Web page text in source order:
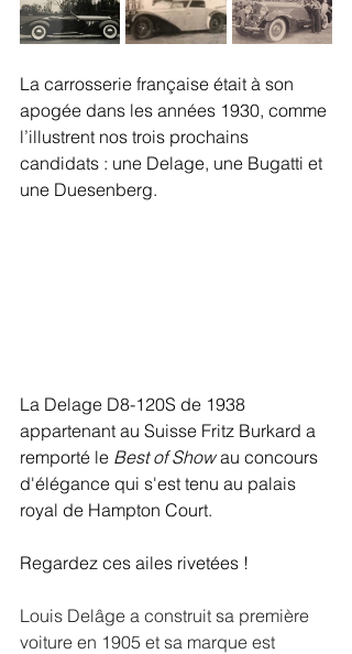
La carrosserie française était à son
apogée dans les années 1930, comme
l’illustrent nos trois prochains
candidats : une Delage, une Bugatti et
une Duesenberg.
La Delage D8-120S de 1938
appartenant au Suisse Fritz Burkard a
remporté le Best of Show au concours
d'élégance qui s'est tenu au palais
royal de Hampton Court.
Regardez ces ailes rivetées !
Louis Delâge a construit sa première
voiture en 1905 et sa marque est